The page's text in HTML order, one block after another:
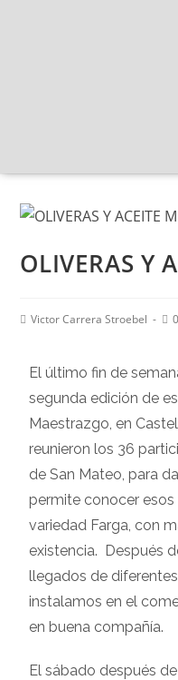
OLIVERAS Y
Victor Carrera Stroebel
El último fin de
segunda edición de
Maestrazgo, en
reunieron los 36
de San Mateo, para
permite conocer
variedad Farga, con
existencia. Después
llegados de
instalamos en el
en buena compañía.
El sábado después